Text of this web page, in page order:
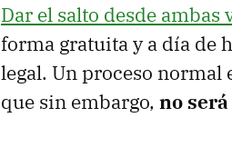
Dar el salto desde
forma gratuita y a día de
legal. Un proceso normal
que sin embargo, no